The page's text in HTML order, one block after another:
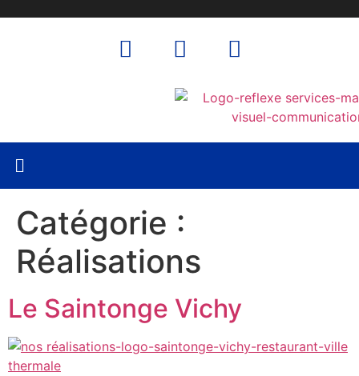
Catégorie :
Réalisations
Le Saintonge Vichy